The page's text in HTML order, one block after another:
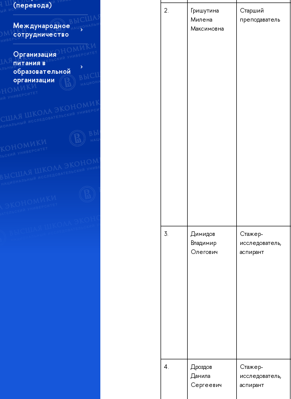
(перевода)
Международное
сотрудничество
Организация
питания в
образовательной
организации
2.
Гришутина
Милена
Максимовна
Старший
преподаватель
3.
Димидов
Владимир
Олегович
Стажер-
исследователь,
аспирант
4.
Дроздов
Данила
Сергеевич
Стажер-
исследователь,
аспирант